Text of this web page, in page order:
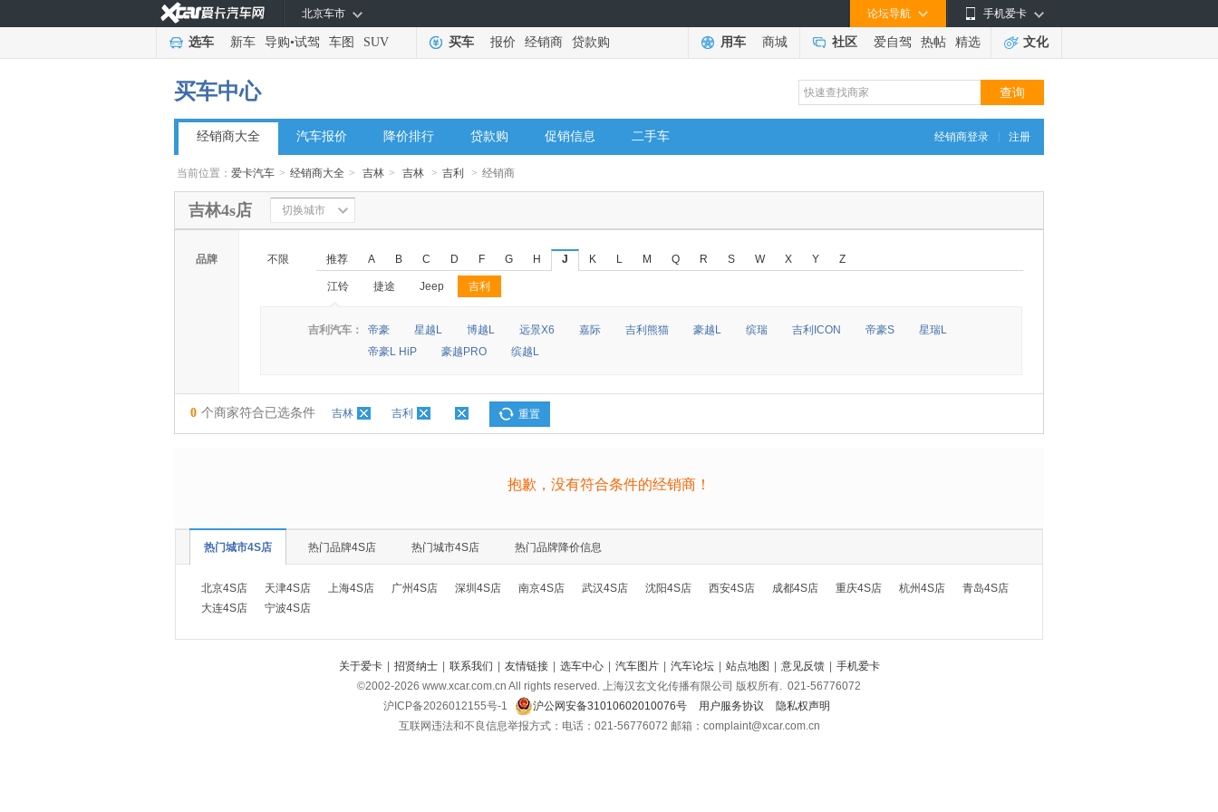
手机爱卡
论坛导航
北京车市
选车 新车 导购•试驾 车图 SUV 买车 报价 经销商 贷款购 用车 商城 社区 爱自驾 热帖 精选 文化
买车中心
经销商登录 注册
经销商大全 汽车报价 降价排行 贷款购 促销信息 二手车
当前位置： 爱卡汽车 > 经销商大全 > 吉林 > 吉林 > 吉利 > 经销商
吉林4s店 切换城市
品牌 不限 推荐 A B C D F G H J K L M Q R S W X Y Z
江铃 捷途 Jeep 吉利
◆
◆
吉利汽车： 帝豪 星越L 博越L 远景X6 嘉际 吉利熊猫 豪越L 缤瑞 吉利ICON 帝豪S
星瑞L
帝豪L HiP
豪越PRO 缤越L
0 个商家符合已选条件 吉林 吉利 重置
抱歉，没有符合条件的经销商！
热门城市4S店 热门品牌4S店 热门城市4S店 热门品牌降价信息
北京4S店 天津4S店 上海4S店 广州4S店 深圳4S店 南京4S店 武汉4S店 沈阳4S店 西安4S店 成都4S店 重庆4S店 杭州4S店
青岛4S店
大连4S店
宁波4S店
关于爱卡 | 招贤纳士 | 联系我们 | 友情链接 | 选车中心 | 汽车图片 | 汽车论坛 | 站点地图 | 意见反馈 | 手机爱卡
©2002-2026 www.xcar.com.cn All rights reserved. 上海汉玄文化传播有限公司 版权所有. 021-56776072
沪ICP备2026012155号-1
沪公网安备31010602010076号 用户服务协议
隐私权声明
互联网违法和不良信息举报方式：电话：021-56776072 邮箱：complaint@xcar.com.cn